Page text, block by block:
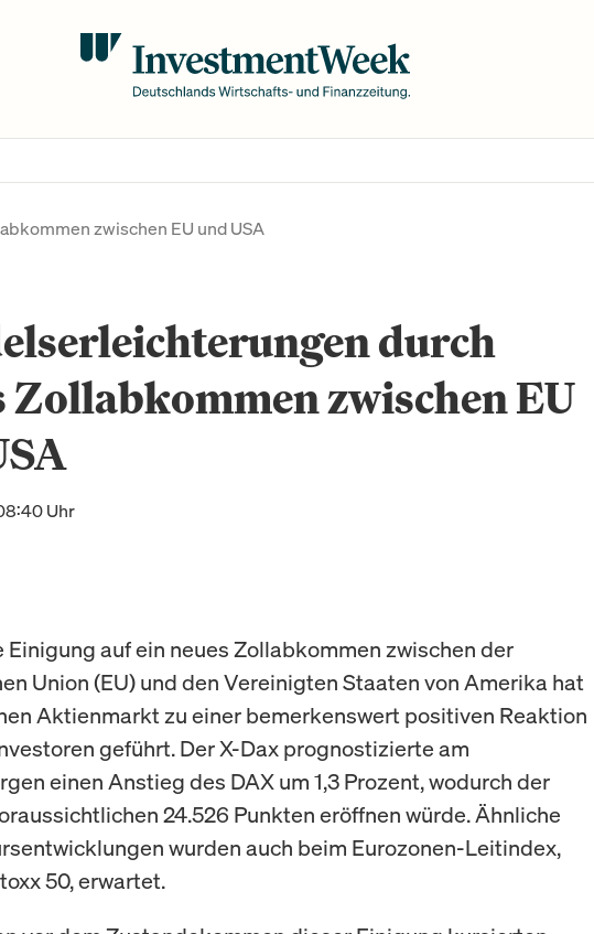
zwischen EU und USA
durch
Zollabkommen zwischen EU
Uhr
Einigung auf ein neues Zollabkommen zwischen der
Union (EU) und den Vereinigten Staaten von Amerika hat
Aktienmarkt zu einer bemerkenswert positiven Reaktion
geführt. Der X-Dax prognostizierte am
einen Anstieg des DAX um 1,3 Prozent, wodurch der
24.526 Punkten eröffnen würde. Ähnliche
wurden auch beim Eurozonen-Leitindex,
50, erwartet.